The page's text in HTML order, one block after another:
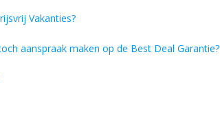
Vakanties?
aanspraak maken op de Best Deal Garantie?